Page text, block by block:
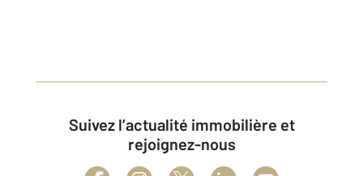
Suivez l’actualité immobilière et
rejoignez-nous